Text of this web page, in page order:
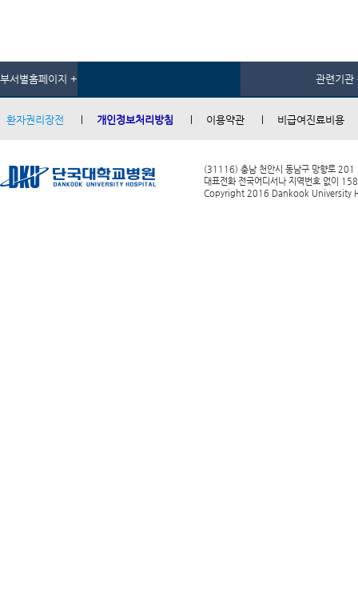
부서별홈페이지 + 관련기관
환자권리장전 개인정보처리방침 이용약관 비급여진료비용
(31116) 충남 천안시 동남구 망향로 201
대표전화 전국어디서나 지역번호 없이
Copyright 2016 Dankook University